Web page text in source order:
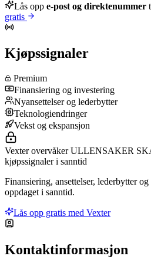
Lås opp e-post og direktenummer
gratis
Kjøpssignaler
Premium
Finansiering og investering
Nyansettelser og lederbytter
Teknologiendringer
Vekst og ekspansjon
Vexter overvåker ULLENSAKER
kjøpssignaler i sanntid
Finansiering, ansettelser, lederbytter
oppdaget i sanntid.
Lås opp gratis med Vexter
Kontaktinformasjon